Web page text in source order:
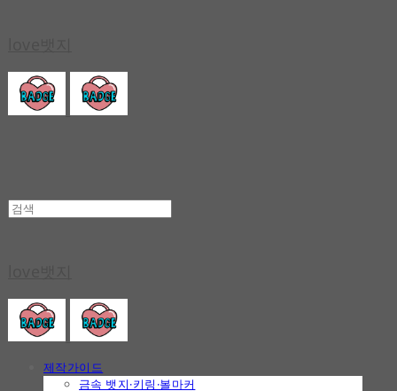
제작가이드
금속 뱃지·키링·볼마커